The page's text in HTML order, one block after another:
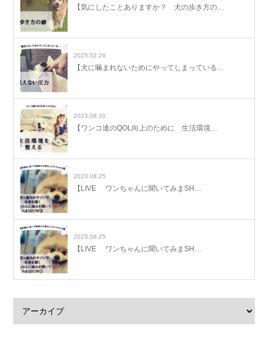
【気にしたことありますか？ 犬の歩き方の…
2025.02.26
【犬に噛まれないためにやってしまっている…
2023.08.31
【ワンコ達のQOL向上のために 生活環境…
2023.08.25
【LIVE ワンちゃんに聞いてみまSH…
2023.08.25
【LIVE ワンちゃんに聞いてみまSH…